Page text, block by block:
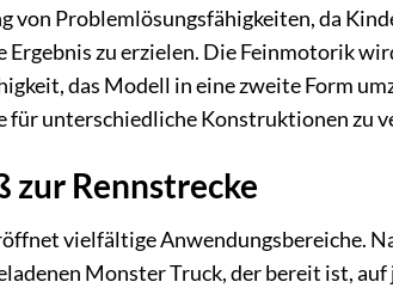
Problemlösungsfähigkeiten, da
zu erzielen. Die Feinmotorik
das Modell in eine zweite Form
für unterschiedliche Konstruktionen zu
zur Rennstrecke
vielfältige Anwendungsbereiche.
Monster Truck, der bereit ist, auf